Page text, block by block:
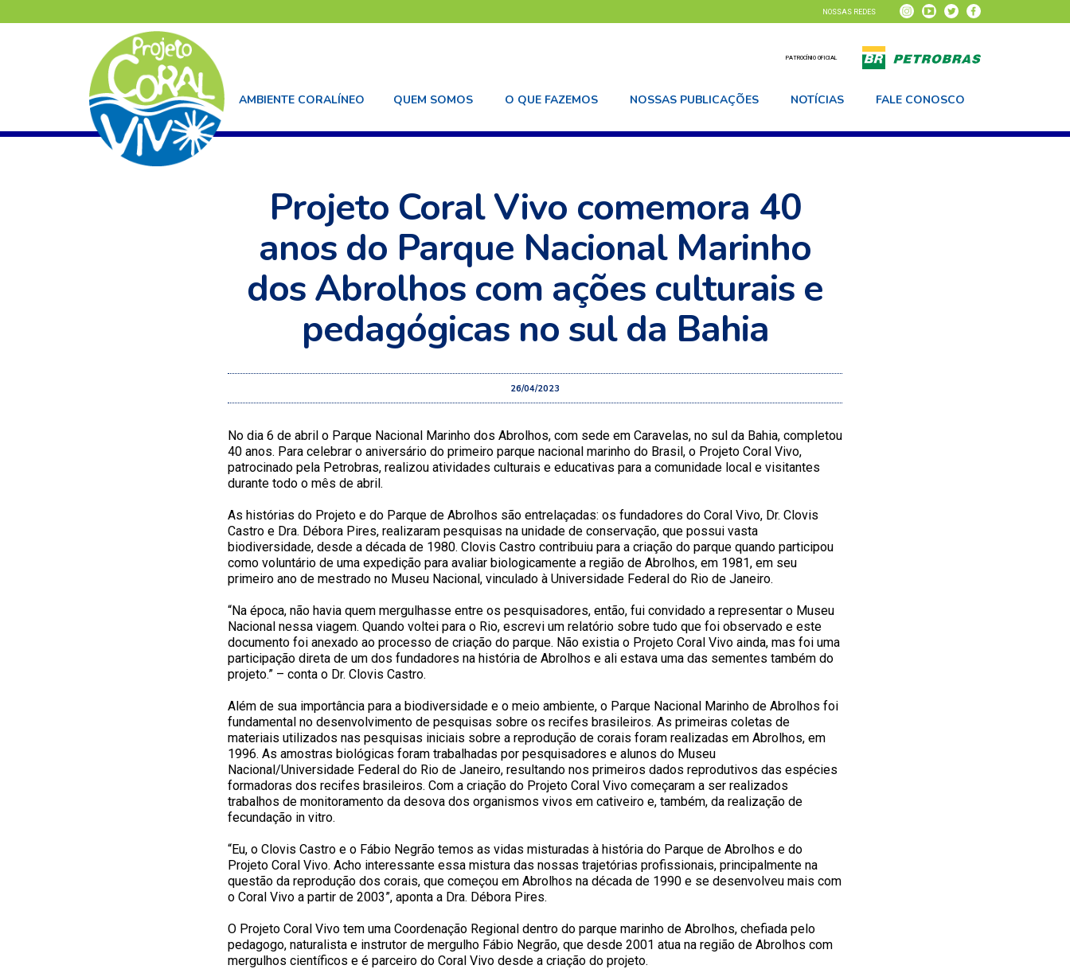
NOSSAS REDES
PATROCÍNIO OFICIAL
AMBIENTE CORALÍNEO QUEM SOMOS O QUE FAZEMOS NOSSAS PUBLICAÇÕES NOTÍCIAS FALE CONOSCO
Projeto Coral Vivo comemora 40
anos do Parque Nacional Marinho
dos Abrolhos com ações culturais e
pedagógicas no sul da Bahia
26/04/2023
No dia 6 de abril o Parque Nacional Marinho dos Abrolhos, com sede em Caravelas, no sul da Bahia, completou
40 anos. Para celebrar o aniversário do primeiro parque nacional marinho do Brasil, o Projeto Coral Vivo,
patrocinado pela Petrobras, realizou atividades culturais e educativas para a comunidade local e visitantes
durante todo o mês de abril.
As histórias do Projeto e do Parque de Abrolhos são entrelaçadas: os fundadores do Coral Vivo, Dr. Clovis
Castro e Dra. Débora Pires, realizaram pesquisas na unidade de conservação, que possui vasta
biodiversidade, desde a década de 1980. Clovis Castro contribuiu para a criação do parque quando participou
como voluntário de uma expedição para avaliar biologicamente a região de Abrolhos, em 1981, em seu
primeiro ano de mestrado no Museu Nacional, vinculado à Universidade Federal do Rio de Janeiro.
“Na época, não havia quem mergulhasse entre os pesquisadores, então, fui convidado a representar o Museu
Nacional nessa viagem. Quando voltei para o Rio, escrevi um relatório sobre tudo que foi observado e este
documento foi anexado ao processo de criação do parque. Não existia o Projeto Coral Vivo ainda, mas foi uma
participação direta de um dos fundadores na história de Abrolhos e ali estava uma das sementes também do
projeto.” – conta o Dr. Clovis Castro.
Além de sua importância para a biodiversidade e o meio ambiente, o Parque Nacional Marinho de Abrolhos foi
fundamental no desenvolvimento de pesquisas sobre os recifes brasileiros. As primeiras coletas de
materiais utilizados nas pesquisas iniciais sobre a reprodução de corais foram realizadas em Abrolhos, em
1996. As amostras biológicas foram trabalhadas por pesquisadores e alunos do Museu
Nacional/Universidade Federal do Rio de Janeiro, resultando nos primeiros dados reprodutivos das espécies
formadoras dos recifes brasileiros. Com a criação do Projeto Coral Vivo começaram a ser realizados
trabalhos de monitoramento da desova dos organismos vivos em cativeiro e, também, da realização de
fecundação in vitro.
“Eu, o Clovis Castro e o Fábio Negrão temos as vidas misturadas à história do Parque de Abrolhos e do
Projeto Coral Vivo. Acho interessante essa mistura das nossas trajetórias profissionais, principalmente na
questão da reprodução dos corais, que começou em Abrolhos na década de 1990 e se desenvolveu mais com
o Coral Vivo a partir de 2003”, aponta a Dra. Débora Pires.
O Projeto Coral Vivo tem uma Coordenação Regional dentro do parque marinho de Abrolhos, chefiada pelo
pedagogo, naturalista e instrutor de mergulho Fábio Negrão, que desde 2001 atua na região de Abrolhos com
mergulhos científicos e é parceiro do Coral Vivo desde a criação do projeto.